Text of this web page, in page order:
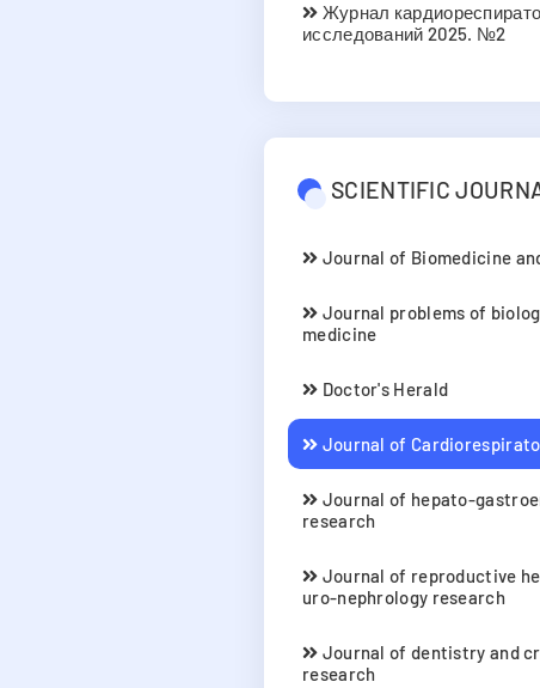
Журнал
исследований 2025. №2
SCIENTIFIC
Journal of Biomedicine
Journal problems of
medicine
Doctor's Herald
Journal of
Journal of hepato-
research
Journal of reproductive
uro-nephrology research
Journal of dentistry and
research